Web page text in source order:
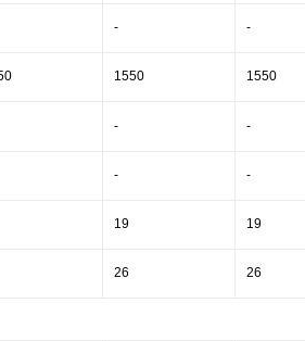
- -
1550 1550
- -
- -
19 19
26 26